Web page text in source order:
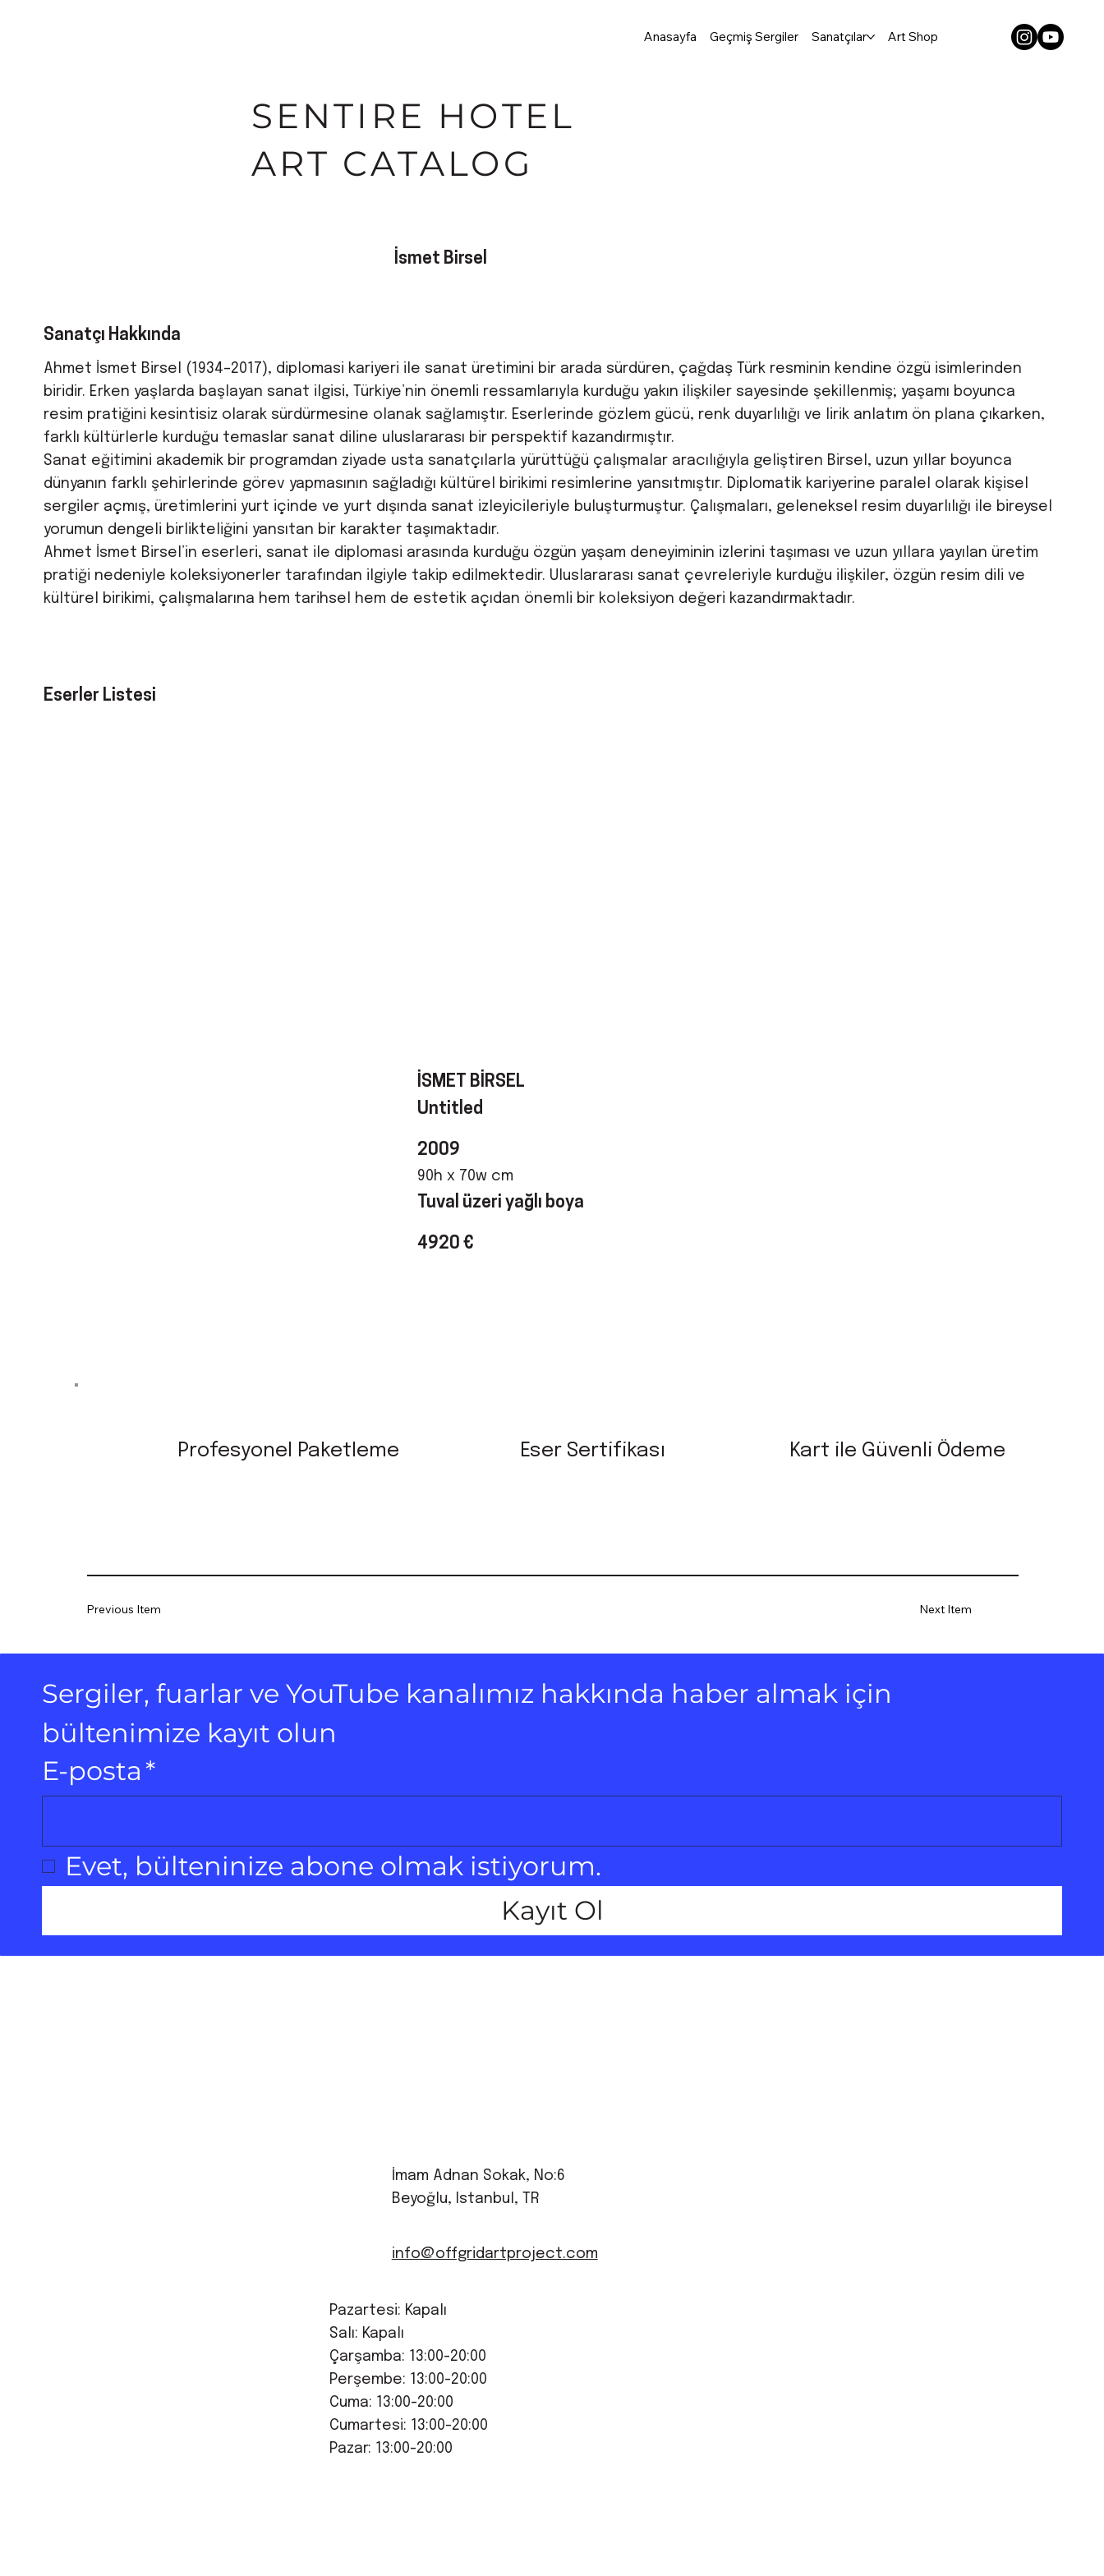
Anasayfa Geçmiş Sergiler Sanatçılar Art Shop
SENTIRE HOTEL
ART CATALOG
İsmet Birsel
Sanatçı Hakkında
Ahmet İsmet Birsel (1934–2017), diplomasi kariyeri ile sanat üretimini bir arada sürdüren, çağdaş Türk resminin kendine özgü isimlerinden
biridir. Erken yaşlarda başlayan sanat ilgisi, Türkiye’nin önemli ressamlarıyla kurduğu yakın ilişkiler sayesinde şekillenmiş; yaşamı boyunca
resim pratiğini kesintisiz olarak sürdürmesine olanak sağlamıştır. Eserlerinde gözlem gücü, renk duyarlılığı ve lirik anlatım ön plana çıkarken,
farklı kültürlerle kurduğu temaslar sanat diline uluslararası bir perspektif kazandırmıştır.
Sanat eğitimini akademik bir programdan ziyade usta sanatçılarla yürüttüğü çalışmalar aracılığıyla geliştiren Birsel, uzun yıllar boyunca
dünyanın farklı şehirlerinde görev yapmasının sağladığı kültürel birikimi resimlerine yansıtmıştır. Diplomatik kariyerine paralel olarak kişisel
sergiler açmış, üretimlerini yurt içinde ve yurt dışında sanat izleyicileriyle buluşturmuştur. Çalışmaları, geleneksel resim duyarlılığı ile bireysel
yorumun dengeli birlikteliğini yansıtan bir karakter taşımaktadır.
Ahmet İsmet Birsel’in eserleri, sanat ile diplomasi arasında kurduğu özgün yaşam deneyiminin izlerini taşıması ve uzun yıllara yayılan üretim
pratiği nedeniyle koleksiyonerler tarafından ilgiyle takip edilmektedir. Uluslararası sanat çevreleriyle kurduğu ilişkiler, özgün resim dili ve
kültürel birikimi, çalışmalarına hem tarihsel hem de estetik açıdan önemli bir koleksiyon değeri kazandırmaktadır.
Eserler Listesi
İSMET BIRSEL
Untitled
2009
90h x 70w cm
Tuval üzeri yağlı boya
4920 €
Profesyonel Paketleme Eser Sertifikası Kart ile Güvenli Ödeme
Previous Item Next Item
Sergiler, fuarlar ve YouTube kanalımız hakkında haber almak için
bültenimize kayıt olun
E-posta *
Evet, bülteninize abone olmak istiyorum.
Kayıt Ol
İmam Adnan Sokak, No:6
Beyoğlu, Istanbul, TR
info@offgridartproject.com
Pazartesi: Kapalı
Salı: Kapalı
Çarşamba: 13:00-20:00
Perşembe: 13:00-20:00
Cuma: 13:00-20:00
Cumartesi: 13:00-20:00
Pazar: 13:00-20:00